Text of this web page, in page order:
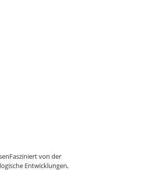
Fasziniert von der
Entwicklungen,